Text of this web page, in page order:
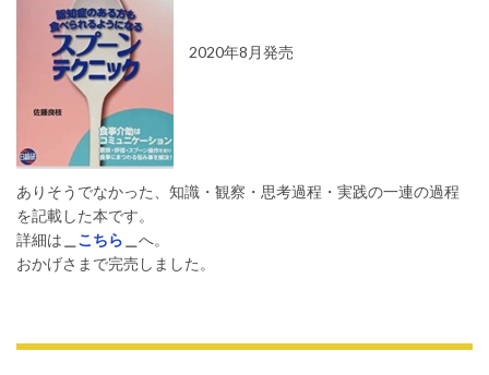
2020年8月発売
ありそうでなかった、知識・観察・思考過程・実践の一連の過程
を記載した本です。
詳細は
こちら
へ。
おかげさまで完売しました。